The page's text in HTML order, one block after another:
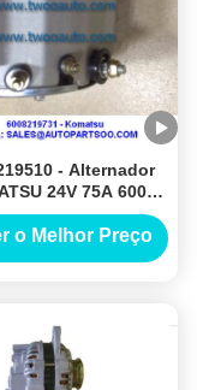
- Alternador
24V 75A 600-
821-9730
o Melhor Preço